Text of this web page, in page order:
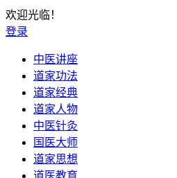
欢迎光临！
登录
中医讲座
道家功法
道家经典
道家人物
中医针灸
国医大师
道家思想
道医教育